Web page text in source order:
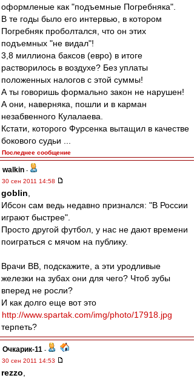
оформленые как "подъемные Погребняка".
В те годы было его интервью, в котором
Погребняк проболтался, что он этих
подъемных "не видал"!
3,8 миллиона баксов (евро) в итоге
растворилось в воздухе? Без уплаты
положенных налогов с этой суммы!
А ты говоришь формально закон не нарушен!
А они, наверняка, пошли и в карман
незабвенного Кулалаева.
Кстати, которого Фурсенка вытащил в качестве
бокового судьи ...
Последнее сообщение
walkin -
30 сен 2011 14:58
goblin
Ибсон сам ведь недавно признался: "В России
играют быстрее".
Просто другой футбол, у нас не дают времени
поиграться с мячом на публику.
Врачи ВВ, подскажите, а эти уродливые
железки на зубах они для чего? Чтоб зубы
вперед не росли?
И как долго еще вот это
http://www.spartak.com/img/photo/17918.jpg
терпеть?
Очкарик-11 -
30 сен 2011 14:53
rezzo